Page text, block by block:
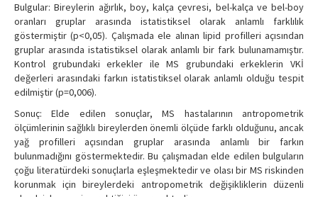
Bulgular: Bireylerin ağırlık, boy, kalça çevresi, bel-kalça ve bel-boy
oranları gruplar arasında istatistiksel olarak anlamlı farklılık
göstermiştir (p<0,05). Çalışmada ele alınan lipid profilleri açısından
gruplar arasında istatistiksel olarak anlamlı bir fark bulunamamıştır.
Kontrol grubundaki erkekler ile MS grubundaki erkeklerin VKİ
değerleri arasındaki farkın istatistiksel olarak anlamlı olduğu tespit
edilmiştir (p=0,006).
Sonuç: Elde edilen sonuçlar, MS hastalarının antropometrik
ölçümlerinin sağlıklı bireylerden önemli ölçüde farklı olduğunu, ancak
yağ profilleri açısından gruplar arasında anlamlı bir farkın
bulunmadığını göstermektedir. Bu çalışmadan elde edilen bulguların
çoğu literatürdeki sonuçlarla eşleşmektedir ve olası bir MS riskinden
korunmak için bireylerdeki antropometrik değişikliklerin düzenli